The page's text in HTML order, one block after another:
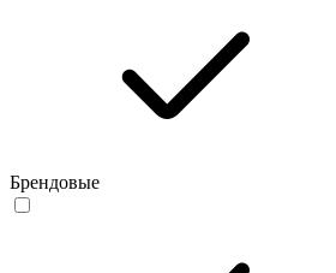
Брендовые